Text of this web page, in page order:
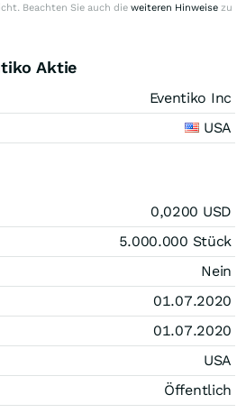
Beachten Sie auch die weiteren Hinweise zu
Aktie
Eventiko Inc
USA
0,0200 USD
5.000.000 Stück
Nein
01.07.2020
01.07.2020
USA
Öffentlich